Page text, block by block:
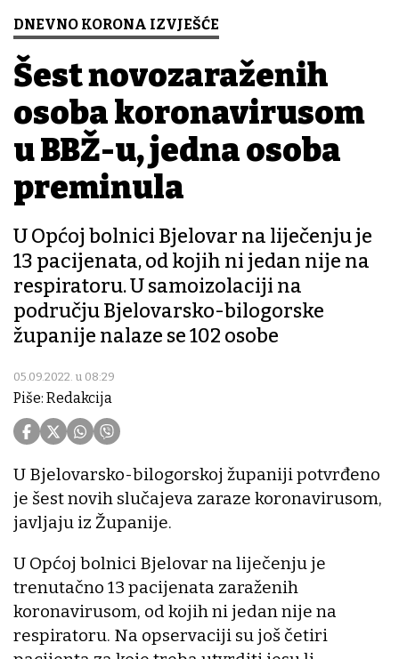
DNEVNO KORONA IZVJEŠĆE
Šest novozaraženih
osoba koronavirusom
u BBŽ-u, jedna osoba
preminula
U Općoj bolnici Bjelovar na liječenju je
13 pacijenata, od kojih ni jedan nije na
respiratoru. U samoizolaciji na
području Bjelovarsko-bilogorske
županije nalaze se 102 osobe
05.09.2022. u 08:29
Piše: Redakcija
U Bjelovarsko-bilogorskoj županiji potvrđeno
je šest novih slučajeva zaraze koronavirusom,
javljaju iz Županije.
U Općoj bolnici Bjelovar na liječenju je
trenutačno 13 pacijenata zaraženih
koronavirusom, od kojih ni jedan nije na
respiratoru. Na opservaciji su još četiri